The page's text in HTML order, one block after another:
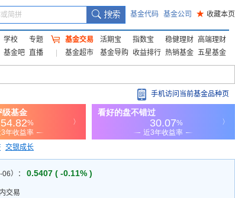
简拼 基金代码 基金公司 ★ 收藏本页
学校
专题
基金吧 直播
基金交易 活期宝 指数宝 稳健理财 高端理财
基金超市
基金导购 收益排行 热销基金 五星基金
手机访问当前基金品种页
交银成长
）： 0.5407 ( -0.11% )
交易